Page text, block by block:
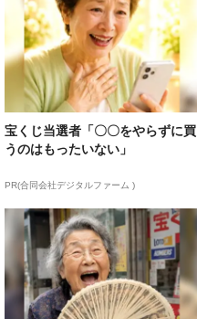
宝くじ当選者「〇〇をやらずに買
うのはもったいない」
PR(合同会社デジタルファーム )